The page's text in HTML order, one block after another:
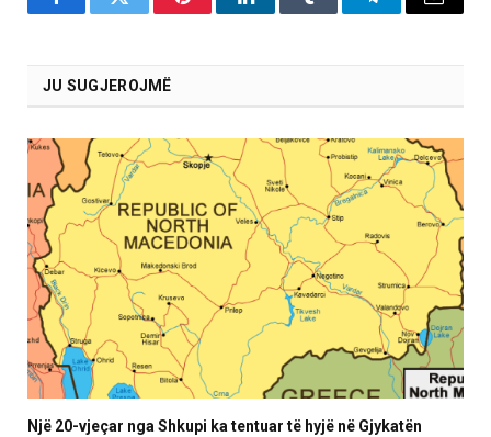
FacebookTwitter PinterestLinkedInTumblr TelegramEmail
JU SUGJEROJMË
Një 20-vjeçar nga Shkupi ka tentuar të hyjë në Gjykatën